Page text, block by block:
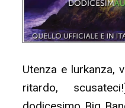
FAQ”
Utenza e lurkanza,
ritardo,